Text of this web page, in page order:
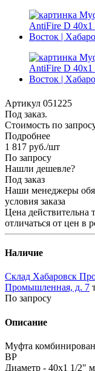
Артикул 051225
Под заказ.
Стоимость по
Подробнее
1 817 руб./шт
По запросу
Нашли дешевле?
Под заказ
Наши менеджеры
условия заказа
Цена действительна
отличаться от цен в
Наличие
Склад Хабаровск
Промышленная, д. 7
По запросу
Описание
Муфта
ВР
Диаметр - 40х1 1/2"